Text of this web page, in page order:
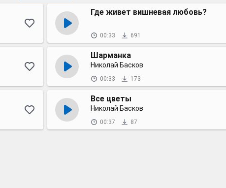
Где живет вишневая любовь?
00:33 691
Шарманка
Николай Басков
00:33 173
Все цветы
Николай Басков
00:37 87